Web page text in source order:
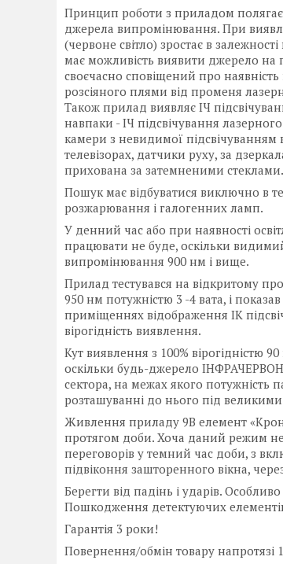
Принцип роботи з приладом
джерела випромінювання. При
(червоне світло) зростає в
має можливість виявити джерело на
своєчасно сповіщений про
розсіяного плями від променя
Також прилад виявляє ІЧ
навпаки - ІЧ підсвічування
камери з невидимої підсвічуванням
телевізорах, датчики руху, за
прихована за затемненими стеклами.
Пошук має відбуватися виключно в
розжарювання і галогенних ламп.
У денний час або при наявності
працювати не буде, оскільки
випромінювання 900 нм і вище.
Прилад тестувався на відкритому
950 нм потужністю 3 -4 вата, і
приміщеннях відображення ІК
вірогідність виявлення.
Кут виявлення з 100% вірогідністю
оскільки будь-джерело
сектора, на межах якого потужність
розташуванні до нього під
Живлення приладу 9В елемент
протягом доби. Хоча даний режим не
переговорів у темний час доби, з
підвіконня зашторенного вікна,
Берегти від падінь і ударів.
Пошкодження детектуючих
Гарантія 3 роки!
Повернення/обмін товару напротязі